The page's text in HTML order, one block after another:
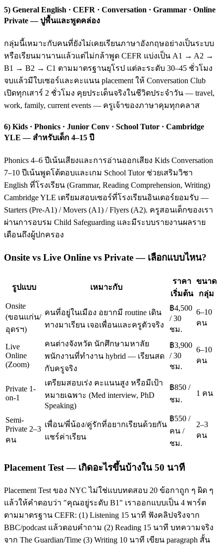
5) General English · CEFR · Conversation · Grammar · Online
Private — ปูพื้นและพูดคล่อง
กลุ่มนี้เหมาะกับคนที่ยังไม่เคยเรียนภาษาอังกฤษอย่างเป็นระบบ
หรือเรียนมานานแล้วแต่ไม่กล้าพูด CEFR แบ่งเป็น A1 → A2 →
B1 → B2 → C1 ตามมาตรฐานยุโรป แต่ละระดับ 30–45 ชั่วโมง
จบแล้วมีใบเซอร์และคะแนน placement ให้ Conversation Club
เปิดทุกเสาร์ 2 ชั่วโมง คุยประเด็นจริงในชีวิตประจำวัน — travel,
work, family, current events — ครูเจ้าของภาษาคุมทุกคลาส
6) Kids · Phonics · Junior Conv · School Tutor · Cambridge
YLE — สำหรับเด็ก 4–15 ปี
Phonics 4–6 ปีเน้นเสียงและการอ่านออกเสียง Kids Conversation
7–10 ปีเน้นพูดโต้ตอบและเกม School Tutor ช่วยเสริมวิชา
English ที่โรงเรียน (Grammar, Reading Comprehension, Writing)
Cambridge YLE เตรียมสอบเซอร์ที่โรงเรียนอินเตอร์ยอมรับ —
Starters (Pre-A1) / Movers (A1) / Flyers (A2). ครูสอนเด็กของเรา
ผ่านการอบรม Child Safeguarding และมีระบบรายงานผลราย
เดือนถึงผู้ปกครอง
Onsite vs Live Online vs Private — เลือกแบบไหน?
รูปแบบ เหมาะกับ
ราคา
เริ่มต้น
ขนาด
กลุ่ม
Onsite
(ขอนแก่น/
อุดรฯ)
คนที่อยู่ในเมือง อยากมี routine เดิน
ทางมาเรียน เจอเพื่อนและครูตัวจริง
฿4,500
/ 30
ชม.
6–10
คน
Live
Online
(Zoom)
คนต่างจังหวัด นักศึกษามหาลัย
พนักงานที่ทำงาน hybrid — เรียนสด
กับครูจริง
฿3,900
/ 30
ชม.
6–10
คน
Private 1-
on-1
เตรียมสอบเร่ง คะแนนสูง หรือมีเป้า
หมายเฉพาะ (Med interview, PhD
Speaking)
฿850 /
ชม.
1 คน
Semi-
Private 2–3
คน
เพื่อน/พี่น้อง/คู่รักที่อยากเรียนด้วยกัน
แชร์ค่าเรียน
฿550 /
คน /
ชม.
2–3
คน
Placement Test — เกิดอะไรขึ้นบ้างใน 50 นาที
Placement Test ของ NYC ไม่ใช่แบบทดสอบ 20 ข้อกาถูก ๆ ผิด ๆ
แล้วให้คำตอบว่า "คุณอยู่ระดับ B1" เราออกแบบเป็น 4 พาร์ต
ตามมาตรฐาน CEFR: (1) Listening 15 นาที ฟังคลิปจริงจาก
BBC/podcast แล้วตอบคำถาม (2) Reading 15 นาที บทความจริง
จาก The Guardian/Time (3) Writing 10 นาที เขียน paragraph สั้น